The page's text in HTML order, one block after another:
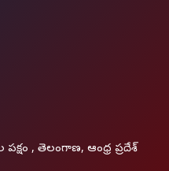
పక్షం , తెలంగాణ, ఆంధ్ర ప్రదేశ్